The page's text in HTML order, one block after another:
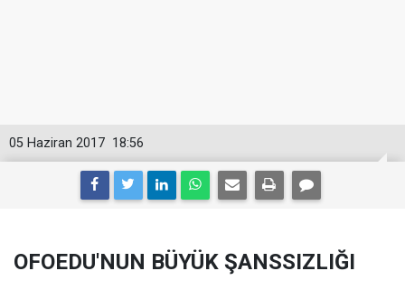
18:56
05 Haziran 2017
OFOEDU'NUN BÜYÜK ŞANSSIZLIĞI